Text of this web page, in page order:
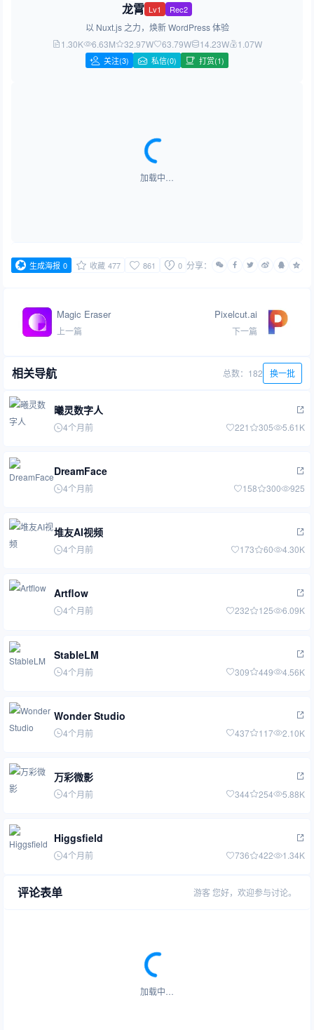
龙霄 Lv1 Rec2
以 Nuxt.js 之力，焕新 WordPress 体验
1.30K
6.63M 32.97W 63.79W 14.23W 1.07W
关注(3) 私信(0) 打赏(1)
加载中…
生成海报 0 收藏 477 861 0 分享：
Magic Eraser
上一篇
Pixelcut.ai
下一篇
相关导航 总数：182 换一批
曦灵数字人
4个月前 221 305 5.61K
DreamFace
4个月前 158 300 925
堆友AI视频
4个月前 173 60 4.30K
Artflow
4个月前 232 125 6.09K
StableLM
4个月前 309 449 4.56K
Wonder Studio
4个月前 437 117 2.10K
万彩微影
4个月前 344 254 5.88K
Higgsfield
4个月前 736 422 1.34K
评论表单 游客 您好，欢迎参与讨论。
加载中…